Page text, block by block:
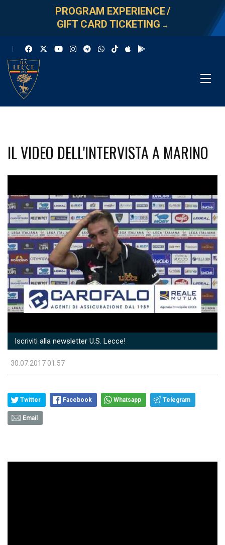
PROGRAM EXPERIENCE/
GIFT CARD TICKETING →
IL VIDEO DELL'INTERVISTA A MARINO
Iscriviti alla newsletter U.S. Lecce!
30.07.2017 01:57
Twitter Facebook Whatsapp Telegram
Email